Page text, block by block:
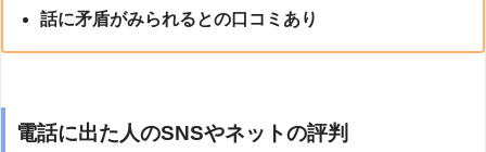
話に矛盾がみられるとの口コミあり
電話に出た人のSNSやネットの評判